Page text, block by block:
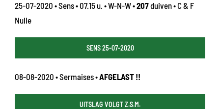
25-07-2020 • Sens • 07.15 u. • W-N-W •207duiven • C & F
Nulle
SENS 25-07-2020
08-08-2020 • Sermaises •AFGELAST !!
UITSLAG VOLGT Z.S.M.